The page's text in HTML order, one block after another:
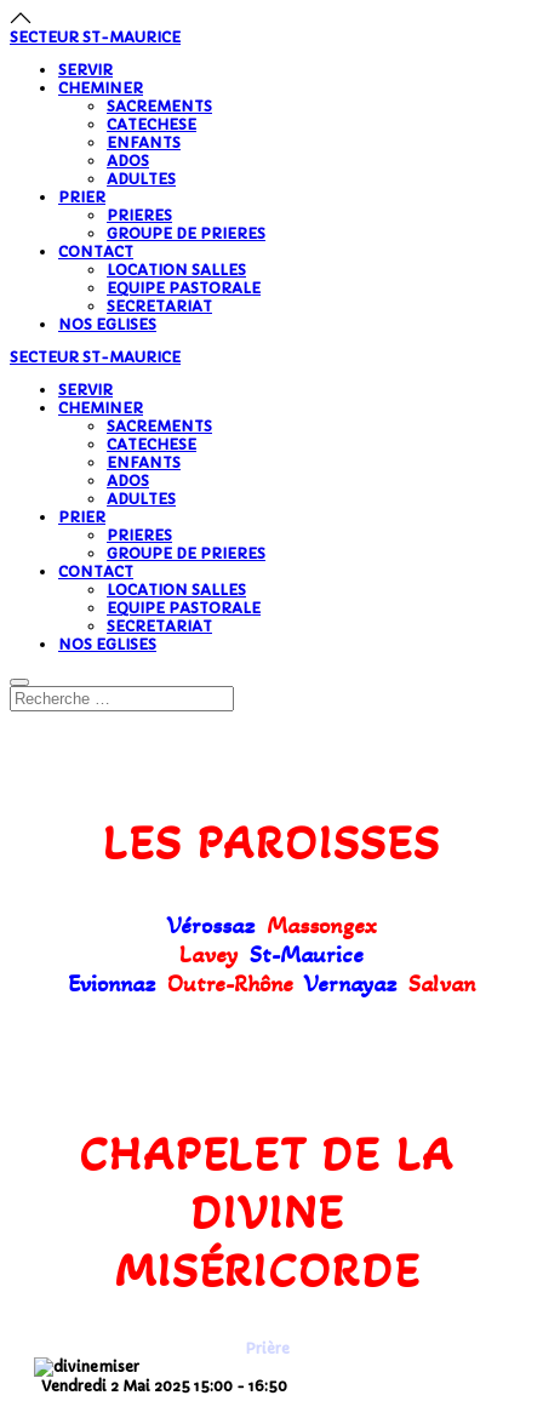
SECTEUR ST-MAURICE
SERVIR
CHEMINER
SACREMENTS
CATECHESE
ENFANTS
ADOS
ADULTES
PRIER
PRIERES
GROUPE DE PRIERES
CONTACT
LOCATION SALLES
EQUIPE PASTORALE
SECRETARIAT
NOS EGLISES
SECTEUR ST-MAURICE
SERVIR
CHEMINER
SACREMENTS
CATECHESE
ENFANTS
ADOS
ADULTES
PRIER
PRIERES
GROUPE DE PRIERES
CONTACT
LOCATION SALLES
EQUIPE PASTORALE
SECRETARIAT
NOS EGLISES
LES PAROISSES
Vérossaz Massongex
Lavey St-Maurice
Evionnaz Outre-Rhône Vernayaz Salvan
CHAPELET DE LA
DIVINE
MISÉRICORDE
Prière
Vendredi 2 Mai 2025 15:00 - 16:50